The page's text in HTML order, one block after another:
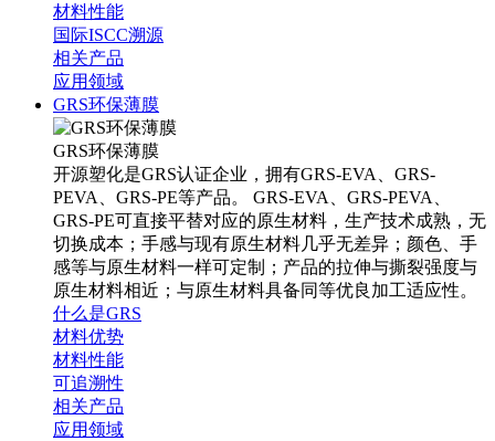
材料性能
国际ISCC溯源
相关产品
应用领域
GRS环保薄膜
GRS环保薄膜
开源塑化是GRS认证企业，拥有GRS-EVA、GRS-
PEVA、GRS-PE等产品。 GRS-EVA、GRS-PEVA、
GRS-PE可直接平替对应的原生材料，生产技术成熟，无
切换成本；手感与现有原生材料几乎无差异；颜色、手
感等与原生材料一样可定制；产品的拉伸与撕裂强度与
原生材料相近；与原生材料具备同等优良加工适应性。
什么是GRS
材料优势
材料性能
可追溯性
相关产品
应用领域